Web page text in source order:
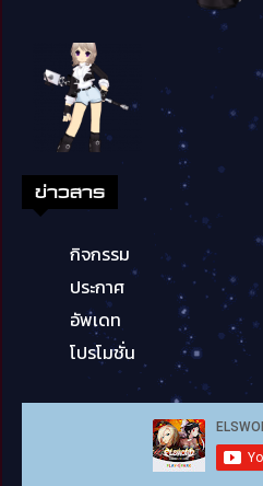
ข่าวสาร
กิจกรรม
ประกาศ
อัพเดท
โปรโมชั่น